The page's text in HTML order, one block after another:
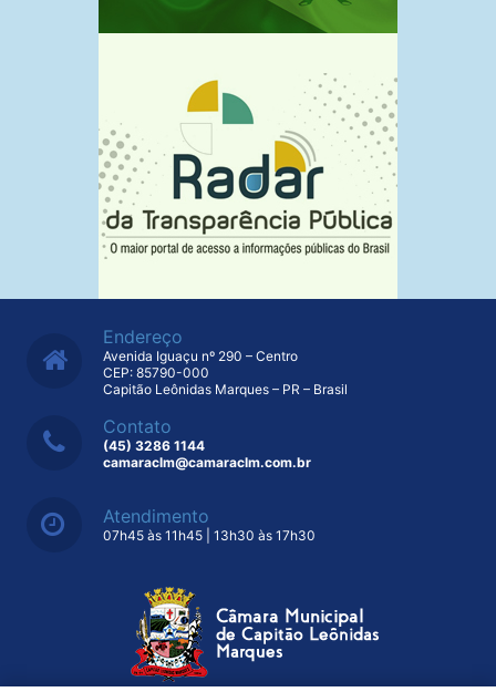
Endereço
Avenida Iguaçu nº 290 – Centro
CEP: 85790-000
Capitão Leônidas Marques – PR – Brasil
Contato
(45) 3286 1144
camaraclm@camaraclm.com.br
Atendimento
07h45 às 11h45 | 13h30 às 17h30